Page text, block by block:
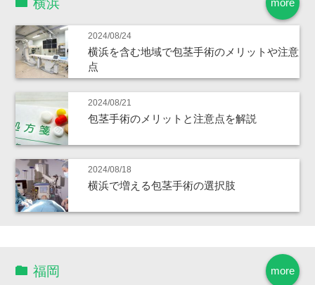
more
横浜
2024/08/24
横浜を含む地域で包茎手術のメリットや注意
点
2024/08/21
包茎手術のメリットと注意点を解説
2024/08/18
横浜で増える包茎手術の選択肢
more
福岡